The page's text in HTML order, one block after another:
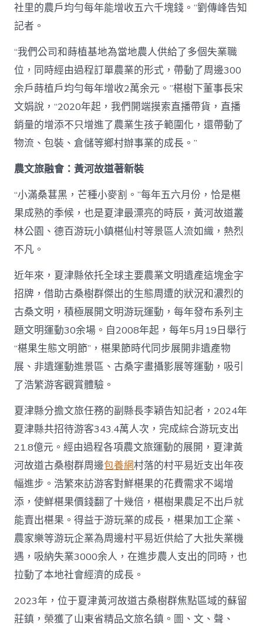
社里的農戶均勻每年能增收五六千塊錢。”劉傳峰告知
記者。
“我們公司和蒔植基地為當地農人供給了多個失業職
位，同時經由過程訂單農業的形式，帶動了周邊300
余戶蒔植戶均勻每年增收2萬余元。”椹樹下董事長宋
文娟說，“2020年起，我們開端摸索直播帶貨，直播
銷量的增添不只增進了農業生孩子範圍化，還帶動了
物流、包裝、倉儲等鄉村辦事業的成長。”
農文旅融會：黃河故道著新裝
“小滿桑葚黑，芒種小麥割。”每年五六月份，恰是椹
果成熟的季候，也是夏津最漂亮的時辰，黃河故道叢
林公園、德百游玩小鎮椹仙村等景區人流如織，熱烈
不凡。
近年來，夏津縣依托全球主要農業文明遺產這塊金字
招牌，借助古桑樹群傑出的生態周遭的狀況和濃烈的
古桑文明，積極展開文明游玩運動，每年發布系列主
題文明運動30余場。自2008年起，每年5月19日舉行
“椹果生態文明節”，椹果節時代同步展開非遺產物
展、非遺運動進景區、古桑字畫攝影展等運動，吸引
了浩繁游客觀賞體驗。
夏津縣分擔文旅任務的副縣長李穎告知記者，2024年
夏津縣共招待游客343.4萬人次，完成綜合游玩支出
21.8億元。經由過程各項農文旅運動的展開，夏津黃
河故道古桑樹群周邊包養網村落的村平易近支出年夜
幅進步。浩繁來訪游客對鮮椹果的花費需求不竭增
添，使鮮椹果價錢翻了十幾倍，椹樹果農足不出戶就
能賣出椹果。得益于游玩業的成長，椹果加工企業、
農家樂等游玩企業為周邊村平易近供給了大批失業機
遇，吸納失業3000余人，在進步農人支出的同時，也
拉動了本地社會經濟的成長。
2023年，位于夏津黃河故道古桑樹群焦點區域的蘇留
莊鎮，榮獲了山東省精品文旅名鎮。圖、文、聲、